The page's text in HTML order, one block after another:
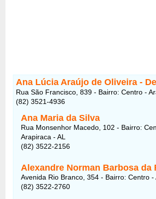
Ana Lúcia Araújo de Oliveira -
Rua São Francisco, 839 - Bairro: Centro -
(82) 3521-4936
Ana Maria da Silva
Rua Monsenhor Macedo, 102 - Bairro:
Arapiraca - AL
(82) 3522-2156
Alexandre Norman Barbosa da
Avenida Rio Branco, 354 - Bairro: Centro -
(82) 3522-2760